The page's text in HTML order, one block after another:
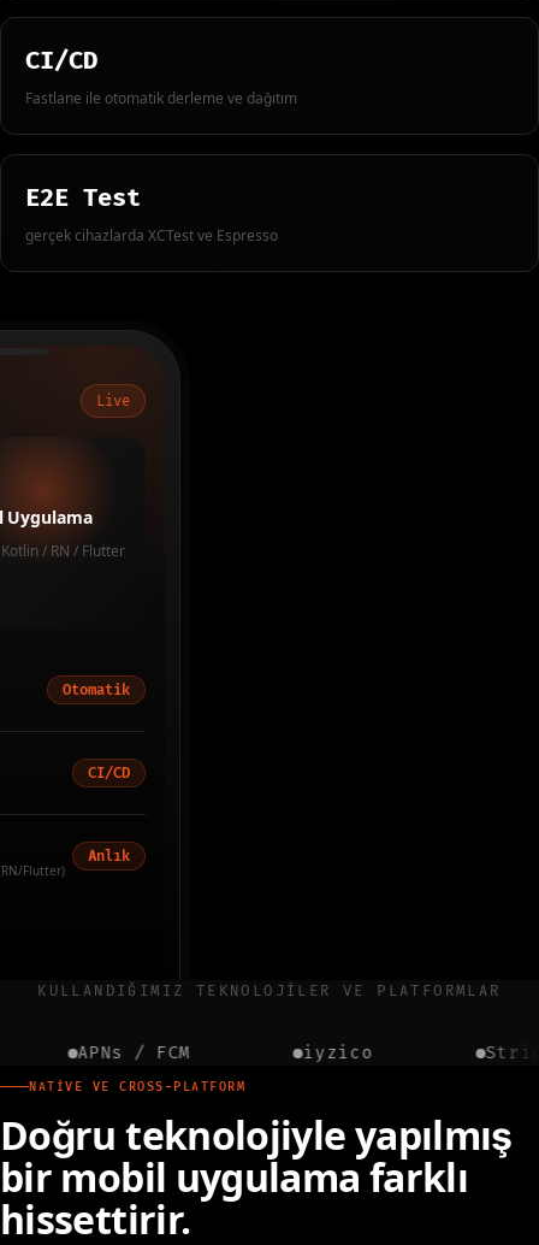
CI/CD
Fastlane ile otomatik derleme ve dağıtım
E2E Test
gerçek cihazlarda XCTest ve Espresso
Live
Uygulama
/ RN / Flutter
Otomatik
CI/CD
Flutter)
Anlık
KULLANDIĞIMIZ TEKNOLOJILER VE PLATFORMLAR
/ FCM
NATIVE VE CROSS-PLATFORM
Doğru teknolojiyle yapılmış
bir mobil uygulama farklı
hissettirir.